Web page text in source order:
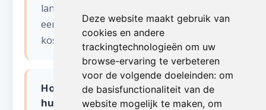
Deze website maakt gebruik van
cookies en andere
trackingtechnologieën om uw
browse-ervaring te verbeteren
voor de volgende doeleinden: om
de basisfunctionaliteit van de
website mogelijk te maken, om
langs voor een bezichtiging en stellen
een eerlijke offerte op zonder verborgen
kosten.
Hoe snel kunnen jullie starten met
huis leegmaken in ARLON?